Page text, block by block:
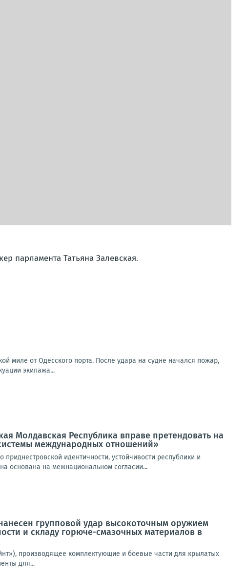
парламента Татьяна Залевская.
миле от Одесского порта. После удара на судне начался пожар,
экипажа...
Молдавская Республика вправе претендовать на
международных отношений»
идентичности, устойчивости республики и
основана на межнациональном согласии...
групповой удар высокоточным оружием
и складу горюче-смазочных материалов в
производящее комплектующие и боевые части для крылатых
для...